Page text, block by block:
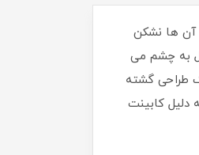
آن ها نشکن
به چشم می
طراحی گشته
دلیل کابینت